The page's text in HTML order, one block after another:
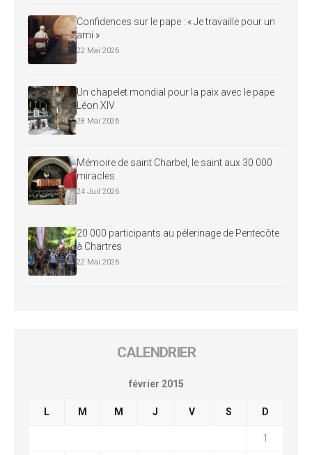
Confidences sur le pape : « Je travaille pour un
ami »
22 Mai 2026
Un chapelet mondial pour la paix avec le pape
Léon XIV
28 Mai 2026
Mémoire de saint Charbel, le saint aux 30 000
miracles
24 Juil 2026
20 000 participants au pèlerinage de Pentecôte
à Chartres
22 Mai 2026
CALENDRIER
février 2015
L M M J V S D
1